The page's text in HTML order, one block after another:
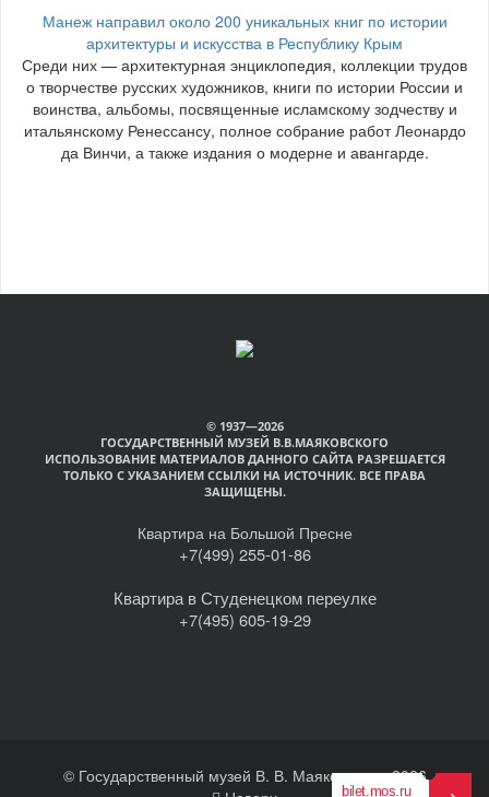
Манеж направил около 200 уникальных книг по истории
архитектуры и искусства в Республику Крым
Среди них — архитектурная энциклопедия, коллекции трудов
о творчестве русских художников, книги по истории России и
воинства, альбомы, посвященные исламскому зодчеству и
итальянскому Ренессансу, полное собрание работ Леонардо
да Винчи, а также издания о модерне и авангарде.
© 1937—2026
ГОСУДАРСТВЕННЫЙ МУЗЕЙ В.В.МАЯКОВСКОГО
ИСПОЛЬЗОВАНИЕ МАТЕРИАЛОВ ДАННОГО САЙТА РАЗРЕШАЕТСЯ
ТОЛЬКО С УКАЗАНИЕМ ССЫЛКИ НА ИСТОЧНИК. ВСЕ ПРАВА
ЗАЩИЩЕНЫ.
Квартира на Большой Пресне
+7(499) 255-01-86
Квартира в Студенецком переулке
+7(495) 605-19-29
© Государственный музей В. В. Маяковского, 2026